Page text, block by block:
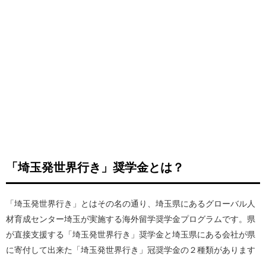
「埼玉発世界行き」奨学金とは？
「埼玉発世界行き」とはその名の通り、埼玉県にあるグローバル人
材育成センター埼玉が実施する海外留学奨学金プログラムです。県
が直接支援する「埼玉発世界行き」奨学金と埼玉県にある会社が県
に寄付して出来た「埼玉発世界行き」冠奨学金の２種類があります